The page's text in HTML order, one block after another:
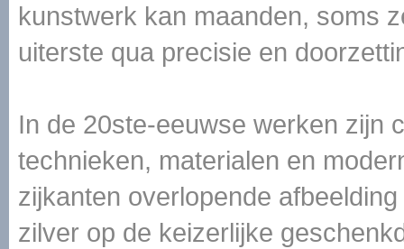
kunstwerk kan maanden, soms
uiterste qua precisie en
In de 20ste-eeuwse werken zijn
technieken, materialen en
zijkanten overlopende
zilver op de keizerlijke